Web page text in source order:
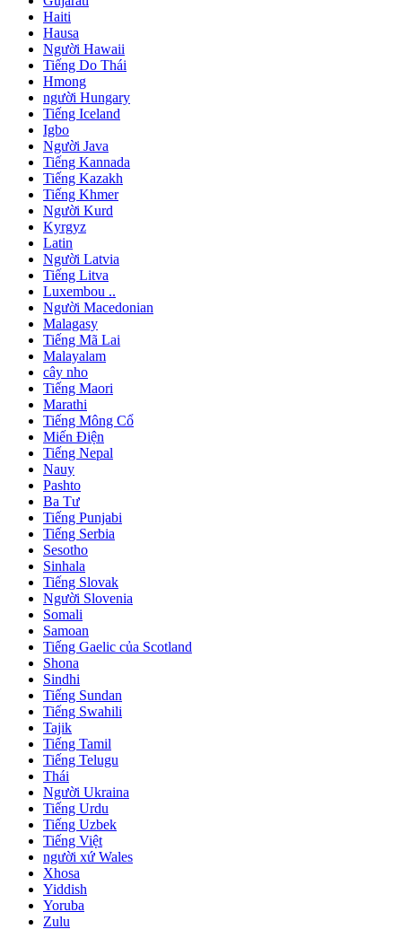
Haiti
Hausa
Người Hawaii
Tiếng Do Thái
Hmong
người Hungary
Tiếng Iceland
Igbo
Người Java
Tiếng Kannada
Tiếng Kazakh
Tiếng Khmer
Người Kurd
Kyrgyz
Latin
Người Latvia
Tiếng Litva
Luxembou ..
Người Macedonian
Malagasy
Tiếng Mã Lai
Malayalam
cây nho
Tiếng Maori
Marathi
Tiếng Mông Cổ
Miến Điện
Tiếng Nepal
Nauy
Pashto
Ba Tư
Tiếng Punjabi
Tiếng Serbia
Sesotho
Sinhala
Tiếng Slovak
Người Slovenia
Somali
Samoan
Tiếng Gaelic của Scotland
Shona
Sindhi
Tiếng Sundan
Tiếng Swahili
Tajik
Tiếng Tamil
Tiếng Telugu
Thái
Người Ukraina
Tiếng Urdu
Tiếng Uzbek
Tiếng Việt
người xứ Wales
Xhosa
Yiddish
Yoruba
Zulu